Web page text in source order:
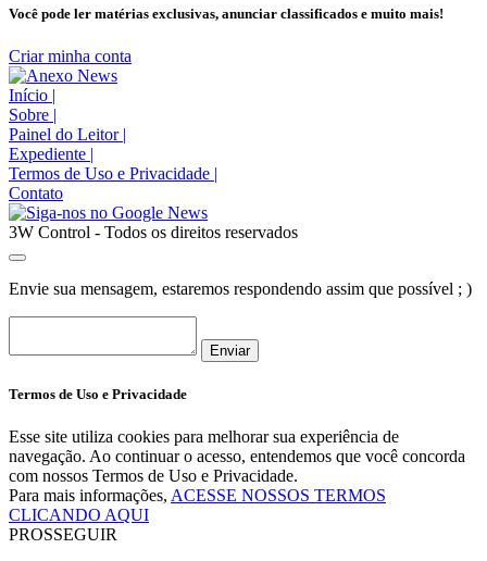
Você pode ler matérias exclusivas, anunciar classificados e muito mais!
Criar minha conta
Início |
Sobre |
Painel do Leitor |
Expediente |
Termos de Uso e Privacidade |
Contato
3W Control - Todos os direitos reservados
Envie sua mensagem, estaremos respondendo assim que possível ; )
Enviar
Termos de Uso e Privacidade
Esse site utiliza cookies para melhorar sua experiência de
navegação. Ao continuar o acesso, entendemos que você concorda
com nossos Termos de Uso e Privacidade.
Para mais informações, ACESSE NOSSOS TERMOS
CLICANDO AQUI
PROSSEGUIR